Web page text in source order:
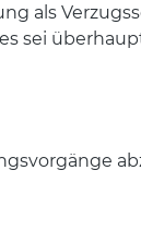
als
sei